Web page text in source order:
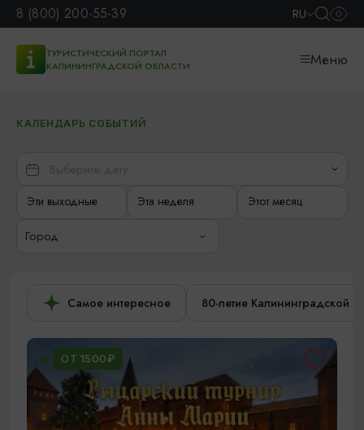
8 (800) 200-55-39 RU
ТУРИСТИЧЕСКИЙ ПОРТАЛ
КАЛИНИНГРАДСКОЙ ОБЛАСТИ
Меню
КАЛЕНДАРЬ СОБЫТИЙ
Эти выходные Эта неделя Этот месяц
Город
Самое интересное 80-летие Калининградской
ОТ 1500₽